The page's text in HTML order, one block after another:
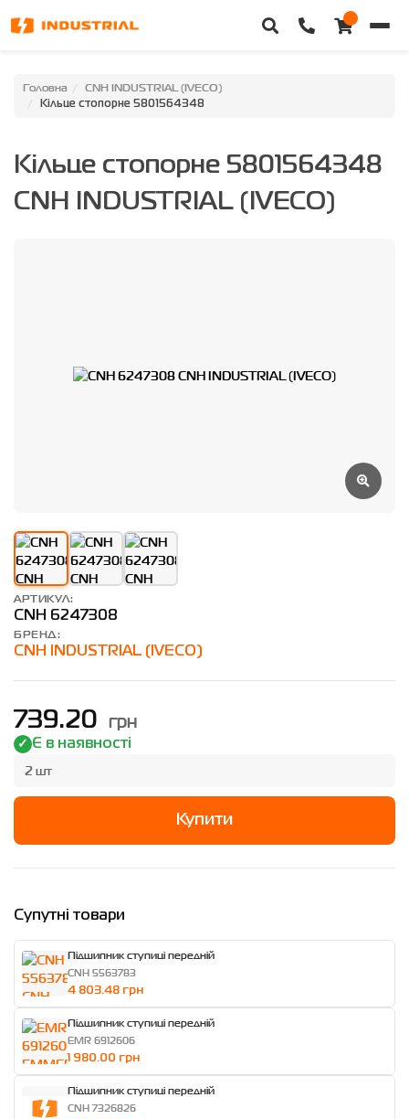
Головна
Категорії
Головна CNH INDUSTRIAL (IVECO)
Кільце стопорне 5801564348
Кільце стопорне 5801564348
CNH INDUSTRIAL (IVECO)
АРТИКУЛ:
CNH 6247308
БРЕНД:
CNH INDUSTRIAL (IVECO)
739.20 грн
Є в наявності
2 шт
Купити
Супутні товари
Підшипник ступиці передній
CNH 5563783
4 803.48 грн
Підшипник ступиці передній
EMR 6912606
1 980.00 грн
Підшипник ступиці передній
CNH 7326826